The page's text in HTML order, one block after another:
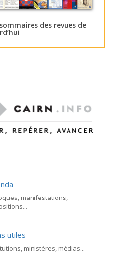
des revues de
manifestations,
utiles
ministères, médias...